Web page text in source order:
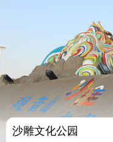
沙雕文化公园